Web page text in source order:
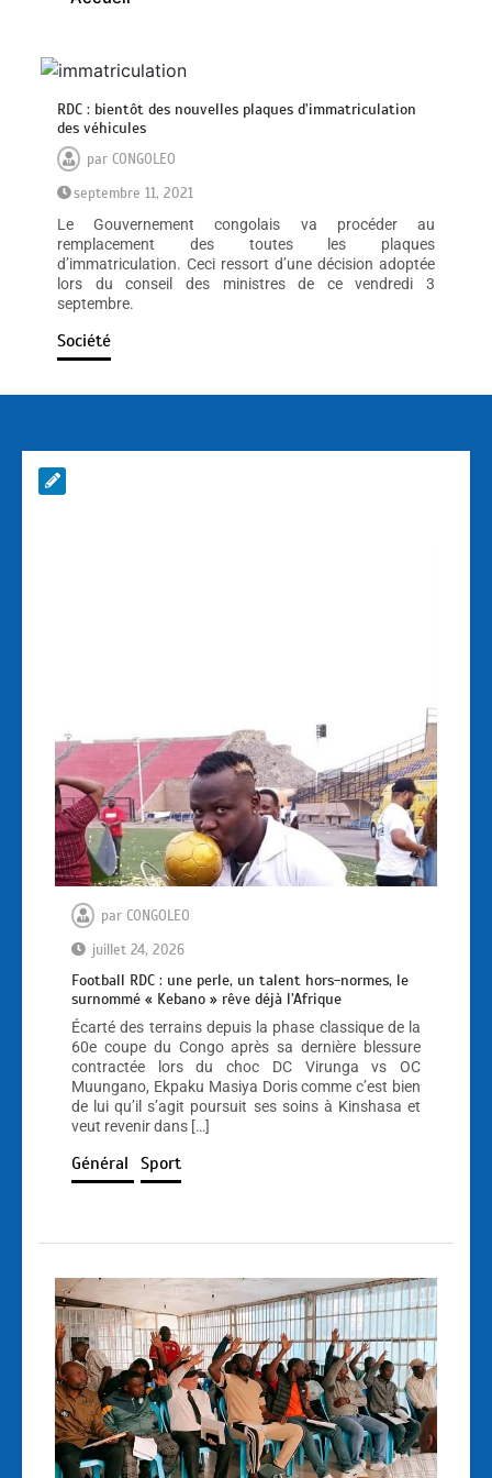
RDC : bientôt des nouvelles plaques d’immatriculation
des véhicules
parCONGOLEO
septembre 11, 2021
Le Gouvernement congolais va procéder au
remplacement des toutes les plaques
d’immatriculation. Ceci ressort d’une décision adoptée
lors du conseil des ministres de ce vendredi 3
septembre.
Société
par CONGOLEO
juillet 24, 2026
Football RDC : une perle, un talent hors-normes, le
surnommé « Kebano » rêve déjà l’Afrique
Écarté des terrains depuis la phase classique de la
60e coupe du Congo après sa dernière blessure
contractée lors du choc DC Virunga vs OC
Muungano, Ekpaku Masiya Doris comme c’est bien
de lui qu’il s’agit poursuit ses soins à Kinshasa et
veut revenir dans […]
Général Sport